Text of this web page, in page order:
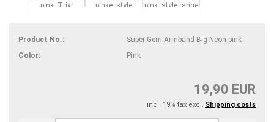
Product No.:
Super Gem Armband Big Neon pink
Color:
Pink
19,90 EUR
incl. 19% tax excl. Shipping costs